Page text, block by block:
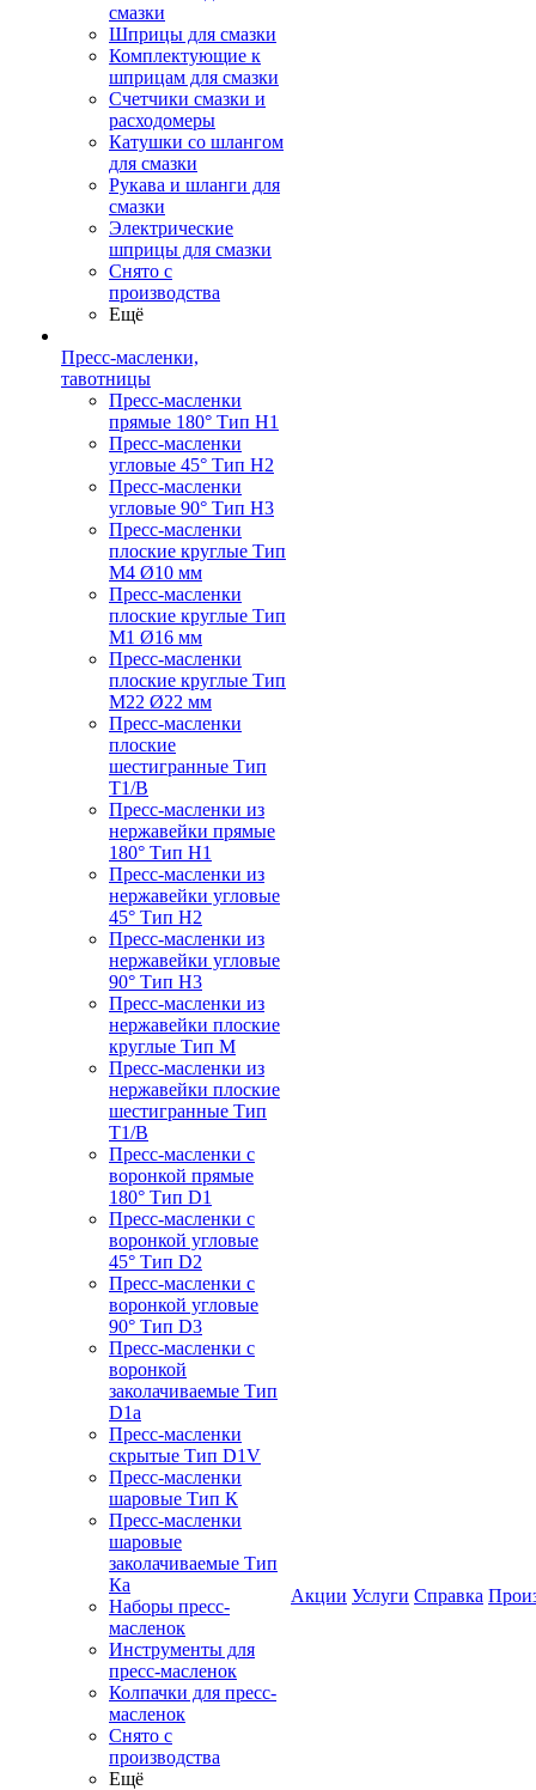
смазки
Шприцы для смазки
Комплектующие к
шприцам для смазки
Счетчики смазки и
расходомеры
Катушки со шлангом
для смазки
Рукава и шланги для
смазки
Электрические
шприцы для смазки
Снято с
производства
Ещё
Пресс-масленки,
тавотницы
Пресс-масленки
прямые 180° Тип H1
Пресс-масленки
угловые 45° Тип H2
Пресс-масленки
угловые 90° Тип H3
Пресс-масленки
плоские круглые Тип
M4 Ø10 мм
Пресс-масленки
плоские круглые Тип
M1 Ø16 мм
Пресс-масленки
плоские круглые Тип
M22 Ø22 мм
Пресс-масленки
плоские
шестигранные Тип
T1/B
Пресс-масленки из
нержавейки прямые
180° Тип H1
Пресс-масленки из
нержавейки угловые
45° Тип H2
Пресс-масленки из
нержавейки угловые
90° Тип H3
Пресс-масленки из
нержавейки плоские
круглые Тип M
Пресс-масленки из
нержавейки плоские
шестигранные Тип
T1/B
Пресс-масленки с
воронкой прямые
180° Тип D1
Пресс-масленки с
воронкой угловые
45° Тип D2
Пресс-масленки с
воронкой угловые
90° Тип D3
Пресс-масленки с
воронкой
заколачиваемые Тип
D1a
Пресс-масленки
скрытые Тип D1V
Пресс-масленки
шаровые Тип К
Пресс-масленки
шаровые
заколачиваемые Тип
Кa
Наборы пресс-
масленок
Инструменты для
пресс-масленок
Колпачки для пресс-
масленок
Снято с
производства
Ещё
Акции Услуги Справка